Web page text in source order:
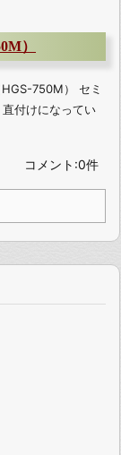
）
750M） セミ
付けになってい
コメント:0件